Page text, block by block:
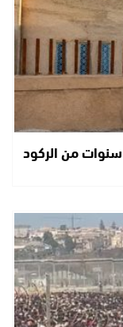
سنوات من الركود